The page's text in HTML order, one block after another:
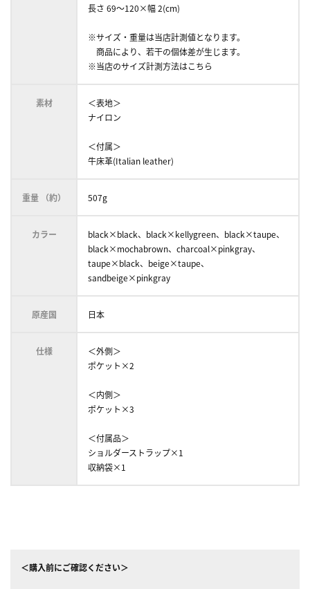
長さ 69～120×幅 2(cm)
※サイズ・重量は当店計測値となります。
商品により、若干の個体差が生じます。
※当店のサイズ計測方法はこちら
素材
＜表地＞
ナイロン
＜付属＞
牛床革(Italian leather)
重量 （約） 507g
カラー
black×black、black×kellygreen、black×taupe、
black×mochabrown、charcoal×pinkgray、
taupe×black、beige×taupe、
sandbeige×pinkgray
原産国 日本
仕様
＜外側＞
ポケット×2
＜内側＞
ポケット×3
＜付属品＞
ショルダーストラップ×1
収納袋×1
＜購入前にご確認ください＞